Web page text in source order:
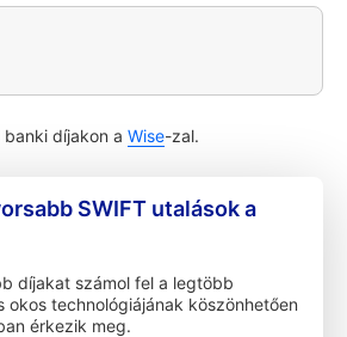
díjakon a Wise-zal.
SWIFT utalások a
díjakat számol fel a legtöbb
okos technológiájának köszönhetően
érkezik meg.